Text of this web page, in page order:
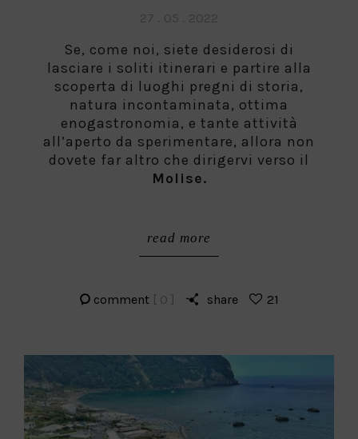
Se, come noi, siete desiderosi di
lasciare i soliti itinerari e partire alla
scoperta di luoghi pregni di storia,
natura incontaminata, ottima
enogastronomia, e tante attività
all’aperto da sperimentare, allora non
dovete far altro che dirigervi verso il
Molise.
read more
comment [ 0 ] share 21